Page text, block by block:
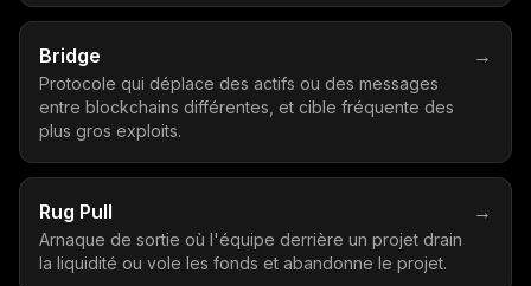
Bridge
Protocole qui déplace des actifs ou des messages
entre blockchains différentes, et cible fréquente des
plus gros exploits.
→
Rug Pull
Arnaque de sortie où l'équipe derrière un projet drain
la liquidité ou vole les fonds et abandonne le projet.
→